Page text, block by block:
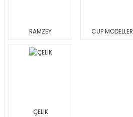
RAMZEY CUP MODELLER
ÇELİK